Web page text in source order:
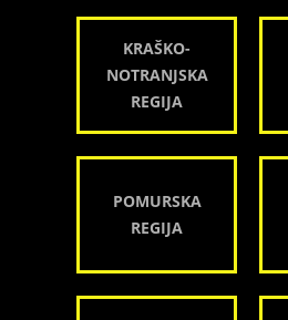
KRAŠKO-
NOTRANJSKA
REGIJA
POMURSKA
REGIJA